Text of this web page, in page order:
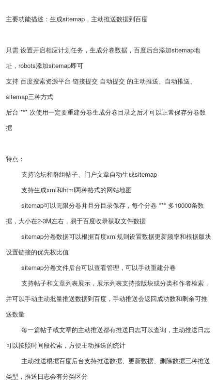
主要功能描述：生成sitemap，主动推送数据到百度
只需 设置开启相应计划任务，生成分卷数据，百度后台添加sitemap地
址，robots添加sitemap即可
支持 百度搜索资源平台 链接提交 自动提交 的主动推送、自动推送、
sitemap三种方式
后台 *** 次使用一定要重建分卷生成分卷目录之后才可以正常保存分卷数
据
特点：
支持论坛和群组帖子、门户文章自动生成sitemap
支持生成xml和html两种格式的网站地图
sitemap可以无限分卷并且分目录保存，每个分卷 *** 多10000条数
据，大小在2-3M左右，易于百度收录获取文件数据
sitemap分卷数据可以根据百度xml规则设置数据更新频率和根据版块
设置链接的优先权比值
sitemap分卷文件后台可以查看管理，可以手动重建分卷
支持帖子和文章列表展示，展示列表支持按版块或分类和作者检索，
并可以手动主动批量推送数据到百度，手动推送会返回成功数和剩余可推
送数量
每一篇帖子或文章的主动推送都有推送日志可以查询，主动推送日志
可以按照时间段检索，方便主动推送的统计
主动推送根据百度后台支持推送数据、更新数据、删除数据三种推送
类型，推送日志会有分类区分